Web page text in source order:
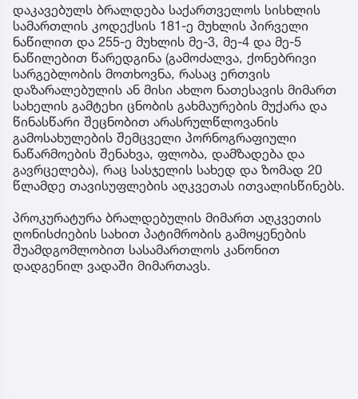
დაკავებულს ბრალდება საქართველოს სისხლის
სამართლის კოდექსის 181-ე მუხლის პირველი
ნაწილით და 255-ე მუხლის მე-3, მე-4 და მე-5
ნაწილებით წარედგინა (გამოძალვა, ქონებრივი
სარგებლობის მოთხოვნა, რასაც ერთვის
დაზარალებულის ან მისი ახლო ნათესავის მიმართ
სახელის გამტეხი ცნობის გახმაურების მუქარა და
წინასწარი შეცნობით არასრულწლოვანის
გამოსახულების შემცველი პორნოგრაფიული
ნაწარმოების შენახვა, ფლობა, დამზადება და
გავრცელება), რაც სასჯელის სახედ და ზომად 20
წლამდე თავისუფლების აღკვეთას ითვალისწინებს.
პროკურატურა ბრალდებულის მიმართ აღკვეთის
ღონისძიების სახით პატიმრობის გამოყენების
შუამდგომლობით სასამართლოს კანონით
დადგენილ ვადაში მიმართავს.